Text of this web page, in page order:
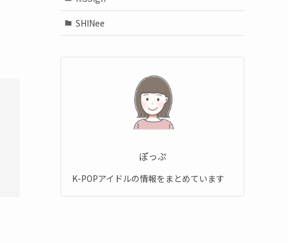
SHINee
ぽっぷ
K-POPアイドルの情報をまとめています